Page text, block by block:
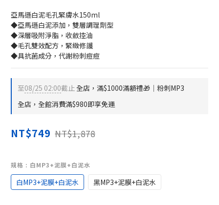
亞馬遜白泥毛孔緊膚水150ml
◆亞馬遜白泥添加，雙層調理劑型
◆深層吸附淨脂，收斂控油
◆毛孔雙效配方，緊緻修護
◆具抗菌成分，代謝粉刺痘痘
至08/25 02:00截止全店，滿$1000滿額禮🎁│粉刺MP3
全店，全館消費滿$980即享免運
NT$749 NT$1,878
規格 : 白MP3+泥膜+白泥水
白MP3+泥膜+白泥水 黑MP3+泥膜+白泥水